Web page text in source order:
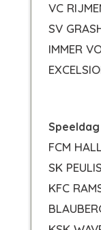
VC
SV
IMMER
Speeldag
FCM
SK PEULIS
KFC